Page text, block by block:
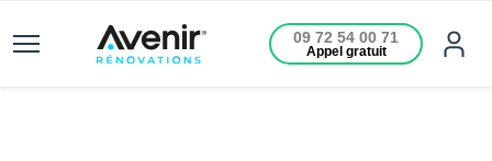
09 72 54 00 71
Appel gratuit